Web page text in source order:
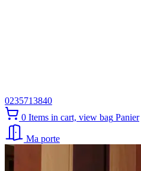
0235713840
0 Items in cart, view bag Panier
Ma porte